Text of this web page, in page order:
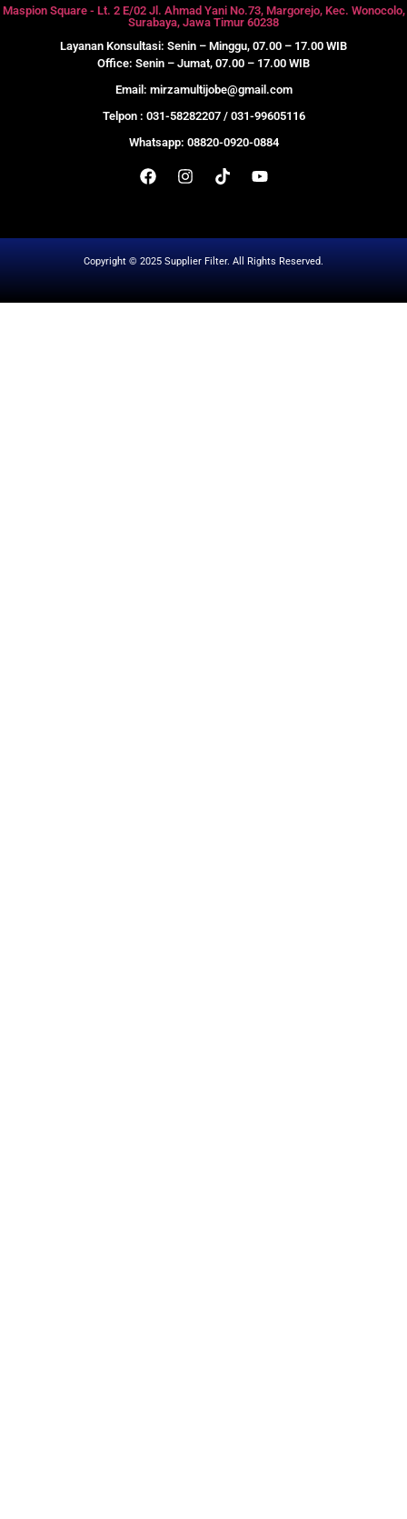
Maspion Square - Lt. 2 E/02 Jl. Ahmad Yani No.73, Margorejo, Kec. Wonocolo,
Surabaya, Jawa Timur 60238
Layanan Konsultasi: Senin – Minggu, 07.00 – 17.00 WIB
Office: Senin – Jumat, 07.00 – 17.00 WIB
Email: mirzamultijobe@gmail.com
Telpon : 031-58282207 / 031-99605116
Whatsapp: 08820-0920-0884
Copyright © 2025 Supplier Filter. All Rights Reserved.